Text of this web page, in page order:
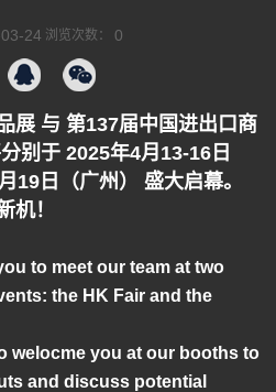
24 浏览次数： 0
展 与 第137届中国进出口商
别于 2025年4月13-16日
19日（广州） 盛大启幕。
机！
to meet our team at two
the HK Fair and the
welocme you at our booths to
and discuss potential